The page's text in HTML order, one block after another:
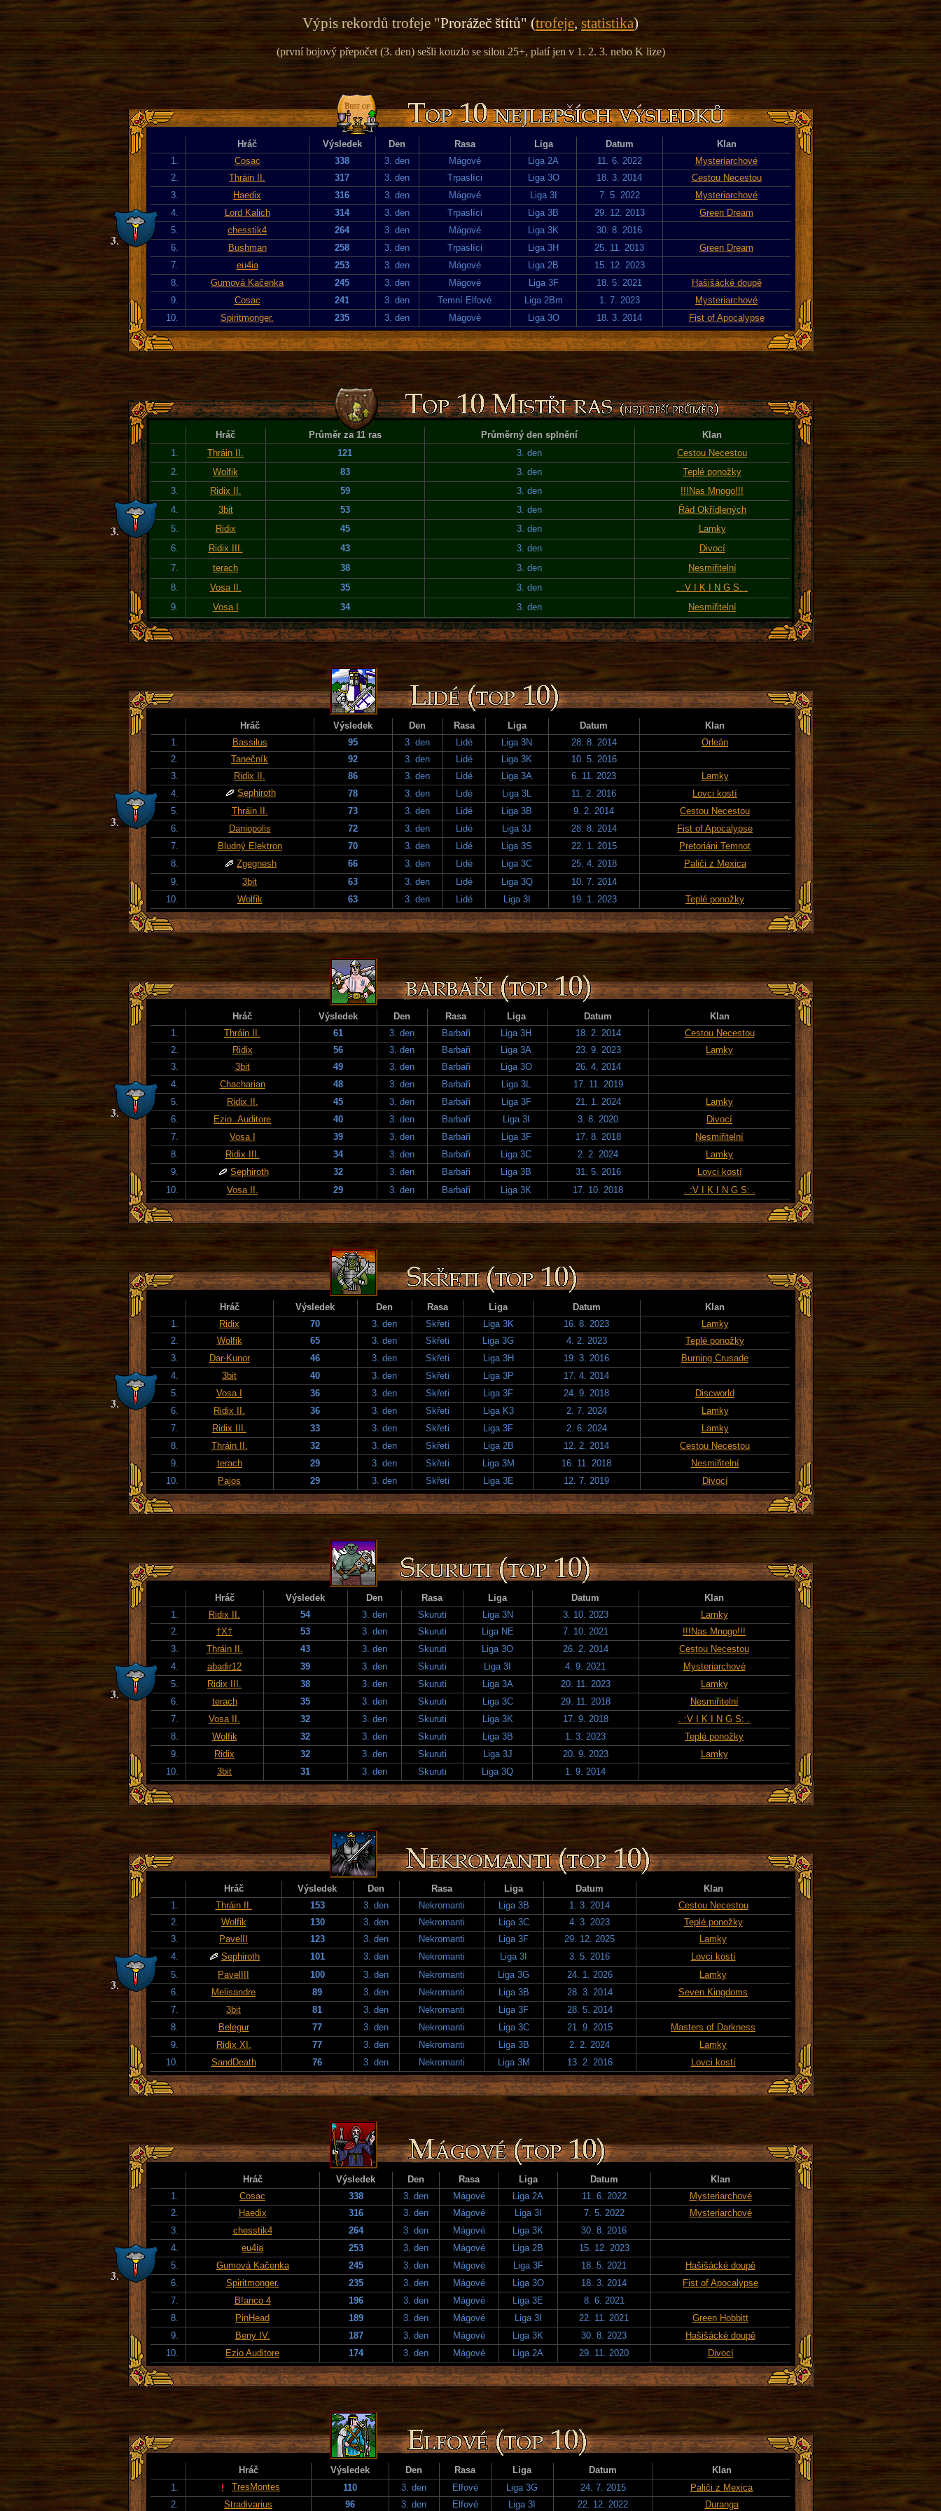
Výpis rekordů trofeje "Prorážeč štítů" (trofeje,statistika)
(první bojový přepočet (3. den) sešli kouzlo se silou 25+, platí jen v 1. 2. 3. nebo K lize)
Hráč Výsledek Den Rasa Liga Datum
Klan
1.
Cosac 338 3. den Mágové Liga 2A 11. 6. 2022
Mysteriarchové
2.
Thráin II. 317 3. den Trpaslíci Liga 3O 18. 3. 2014
Cestou Necestou
3.
Haedix 316 3. den Mágové Liga 3I 7. 5. 2022
Mysteriarchové
4.
Lord Kalich 314 3. den Trpaslíci Liga 3B 29. 12. 2013
Green Dream
5.
chesstik4 264 3. den Mágové Liga 3K
30. 8. 2016
6.
Bushman 258 3. den Trpaslíci Liga 3H 25. 11. 2013
Green Dream
7.
eu4ia 253 3. den Mágové Liga 2B
15. 12. 2023
8.
Gumová Kačenka 245 3. den Mágové Liga 3F 18. 5. 2021
Hašišácké doupě
9.
Cosac 241 3. den Temní Elfové Liga 2Bm 1. 7. 2023
Mysteriarchové
10.
Spiritmonger. 235 3. den Mágové Liga 3O 18. 3. 2014 Fist of Apocalypse
Hráč Průměr za 11 ras Průměrný den splnění
Klan
1.
Thráin II. 121 3. den
Cestou Necestou
2.
Wolfik 83 3. den
Teplé ponožky
3.
Ridix II. 59 3. den
!!!Nas Mnogo!!!
4.
3bit 53 3. den
Řád Okřídlených
5.
Ridix 45 3. den
Lamky
6.
Ridix III. 43 3. den
Divocí
7.
terach 38 3. den
Nesmiřitelní
8.
Vosa II. 35 3. den
. :V I K I N G S: .
9.
Vosa I 34 3. den Nesmiřitelní
Hráč Výsledek Den Rasa Liga Datum
Klan
1.
Bassilus 95 3. den Lidé Liga 3N 28. 8. 2014
Orleán
2.
Tanečník 92 3. den Lidé Liga 3K
10. 5. 2016
3.
Ridix II. 86 3. den Lidé Liga 3A 6. 11. 2023
Lamky
4.
Sephiroth 78 3. den Lidé Liga 3L 11. 2. 2016
Lovci kostí
5.
Thráin II. 73 3. den Lidé Liga 3B 9. 2. 2014
Cestou Necestou
6.
Daniopolis 72 3. den Lidé Liga 3J 28. 8. 2014
Fist of Apocalypse
7.
Bludný Elektron 70 3. den Lidé Liga 3S 22. 1. 2015
Pretoriáni Temnot
8.
Zgegnesh 66 3. den Lidé Liga 3C 25. 4. 2018
Paliči z Mexica
9.
3bit 63 3. den Lidé Liga 3Q
10. 7. 2014
10.
Wolfik 63 3. den Lidé Liga 3I 19. 1. 2023 Teplé ponožky
Hráč Výsledek Den Rasa Liga Datum
Klan
1.
Thráin II. 61 3. den Barbaři Liga 3H 18. 2. 2014
Cestou Necestou
2.
Ridix 56 3. den Barbaři Liga 3A 23. 9. 2023
Lamky
3.
3bit 49 3. den Barbaři Liga 3O
26. 4. 2014
4.
Chacharian 48 3. den Barbaři Liga 3L
17. 11. 2019
5.
Ridix II. 45 3. den Barbaři Liga 3F 21. 1. 2024
Lamky
6.
Ezio..Auditore 40 3. den Barbaři Liga 3I 3. 8. 2020
Divocí
7.
Vosa I 39 3. den Barbaři Liga 3F 17. 8. 2018
Nesmiřitelní
8.
Ridix III. 34 3. den Barbaři Liga 3C 2. 2. 2024
Lamky
9.
Sephiroth 32 3. den Barbaři Liga 3B 31. 5. 2016
Lovci kostí
10.
Vosa II. 29 3. den Barbaři Liga 3K 17. 10. 2018 . :V I K I N G S: .
Hráč Výsledek Den Rasa Liga Datum
Klan
1.
Ridix 70 3. den Skřeti Liga 3K 16. 8. 2023
Lamky
2.
Wolfik 65 3. den Skřeti Liga 3G 4. 2. 2023
Teplé ponožky
3.
Dar-Kunor 46 3. den Skřeti Liga 3H 19. 3. 2016
Burning Crusade
4.
3bit 40 3. den Skřeti Liga 3P
17. 4. 2014
5.
Vosa I 36 3. den Skřeti Liga 3F 24. 9. 2018
Discworld
6.
Ridix II. 36 3. den Skřeti Liga K3 2. 7. 2024
Lamky
7.
Ridix III. 33 3. den Skřeti Liga 3F 2. 6. 2024
Lamky
8.
Thráin II. 32 3. den Skřeti Liga 2B 12. 2. 2014
Cestou Necestou
9.
terach 29 3. den Skřeti Liga 3M 16. 11. 2018
Nesmiřitelní
10.
Pajos 29 3. den Skřeti Liga 3E 12. 7. 2019 Divocí
Hráč Výsledek Den Rasa Liga Datum
Klan
1.
Ridix II. 54 3. den Skuruti Liga 3N 3. 10. 2023
Lamky
2.
†X† 53 3. den Skuruti Liga NE 7. 10. 2021
!!!Nas Mnogo!!!
3.
Thráin II. 43 3. den Skuruti Liga 3O 26. 2. 2014
Cestou Necestou
4.
abadir12 39 3. den Skuruti Liga 3I 4. 9. 2021
Mysteriarchové
5.
Ridix III. 38 3. den Skuruti Liga 3A 20. 11. 2023
Lamky
6.
terach 35 3. den Skuruti Liga 3C 29. 11. 2018
Nesmiřitelní
7.
Vosa II. 32 3. den Skuruti Liga 3K 17. 9. 2018
. :V I K I N G S: .
8.
Wolfik 32 3. den Skuruti Liga 3B 1. 3. 2023
Teplé ponožky
9.
Ridix 32 3. den Skuruti Liga 3J 20. 9. 2023
Lamky
10.
3bit 31 3. den Skuruti Liga 3Q 1. 9. 2014
Hráč Výsledek Den Rasa Liga Datum
Klan
1.
Thráin II. 153 3. den Nekromanti Liga 3B 1. 3. 2014
Cestou Necestou
2.
Wolfik 130 3. den Nekromanti Liga 3C 4. 3. 2023
Teplé ponožky
3.
PavelII 123 3. den Nekromanti Liga 3F 29. 12. 2025
Lamky
4.
Sephiroth 101 3. den Nekromanti Liga 3I 3. 5. 2016
Lovci kostí
5.
PavelIII 100 3. den Nekromanti Liga 3G 24. 1. 2026
Lamky
6.
Melisandre 89 3. den Nekromanti Liga 3B 28. 3. 2014
Seven Kingdoms
7.
3bit 81 3. den Nekromanti Liga 3F
28. 5. 2014
8.
Belegur 77 3. den Nekromanti Liga 3C 21. 9. 2015
Masters of Darkness
9.
Ridix XI. 77 3. den Nekromanti Liga 3B 2. 2. 2024
Lamky
10.
SandDeath 76 3. den Nekromanti Liga 3M 13. 2. 2016 Lovci kostí
Hráč Výsledek Den Rasa Liga Datum
Klan
1.
Cosac 338 3. den Mágové Liga 2A 11. 6. 2022
Mysteriarchové
2.
Haedix 316 3. den Mágové Liga 3I 7. 5. 2022
Mysteriarchové
3.
chesstik4 264 3. den Mágové Liga 3K
30. 8. 2016
4.
eu4ia 253 3. den Mágové Liga 2B
15. 12. 2023
5.
Gumová Kačenka 245 3. den Mágové Liga 3F 18. 5. 2021
Hašišácké doupě
6.
Spiritmonger. 235 3. den Mágové Liga 3O 18. 3. 2014
Fist of Apocalypse
7.
B!anco 4 196 3. den Mágové Liga 3E
8. 6. 2021
8.
PinHead 189 3. den Mágové Liga 3I 22. 11. 2021
Green Hobbitt
9.
Beny IV. 187 3. den Mágové Liga 3K 30. 8. 2023
Hašišácké doupě
10.
Ezio Auditore 174 3. den Mágové Liga 2A 29. 11. 2020 Divocí
Hráč Výsledek Den Rasa Liga Datum
Klan
1.
TresMontes 110 3. den Elfové Liga 3G 24. 7. 2015
Paliči z Mexica
2.
Stradivarius 96 3. den Elfové Liga 3I 22. 12. 2022 Duranga